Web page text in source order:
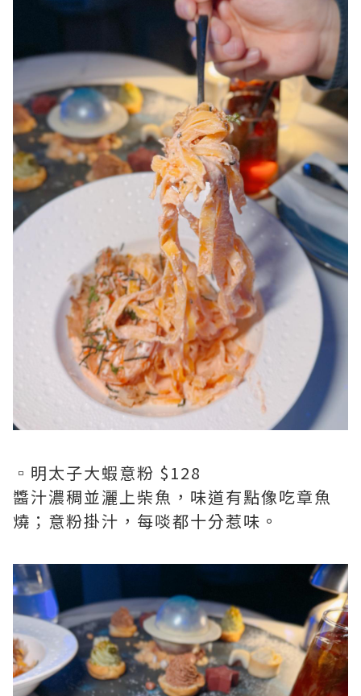
▫️明太子大蝦意粉 $128
醬汁濃稠並灑上柴魚，味道有點像吃章魚
燒；意粉掛汁，每啖都十分惹味。